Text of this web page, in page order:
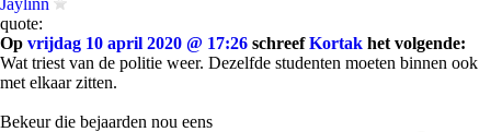
Jaylinn
quote:
Op vrijdag 10 april 2020 @ 17:26 schreefKortak het volgende:
Wat triest van de politie weer. Dezelfde studenten moeten binnen ook
met elkaar zitten.
Bekeur die bejaarden nou eens